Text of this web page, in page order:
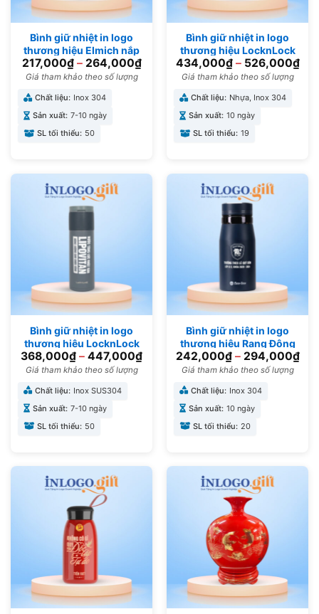
Bình giữ nhiệt in logo
thương hiệu Elmich nắp
bấm 500ml BGN-07
217,000₫– 264,000₫
Giá tham khảo theo số lượng
Chất liệu: Inox 304
Sản xuất: 7-10 ngày
SL tối thiểu: 50
Bình giữ nhiệt in logo
thương hiệu LocknLock
màu xanh dương 490ml
BGN-01
434,000₫– 526,000₫
Giá tham khảo theo số lượng
Chất liệu: Nhựa, Inox 304
Sản xuất: 10 ngày
SL tối thiểu: 19
Bình giữ nhiệt in logo
thương hiệu LocknLock
nắp bật 490ml BGN-10
368,000₫ – 447,000₫
Giá tham khảo theo số lượng
Chất liệu: Inox SUS304
Sản xuất: 7-10 ngày
SL tối thiểu: 50
Bình giữ nhiệt in logo
thương hiệu Rạng Đông
màu xanh đen 600ml
BGN-04
242,000₫– 294,000₫
Giá tham khảo theo số lượng
Chất liệu: Inox 304
Sản xuất: 10 ngày
SL tối thiểu: 20